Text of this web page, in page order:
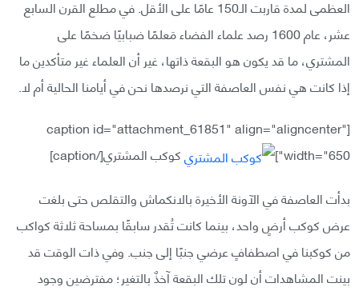
العظمى لمدة قاربت ‏الـ150 عامًا على الأقل.‏ في مطلع القرن السابع
عشر، عام 1600 رصد علماء الفضاء مَعلمًا ضبابيًا ضخمًا على
المشتري، ما قد ‏يكون هو البقعة ذاتها، غير أن العلماء غير متأكدين ما
إذا كانت هي نفس العاصفة التي نرصدها نحن في ‏أيامنا الحالية أم لا.‏
[caption id="attachment_61851" align="aligncenter"
width="650"]
كوكب المشتري[/caption]
بدأت العاصفة في الآونة الأخيرة بالانكماش والتقلص حتى بلغت
عرض كوكب أرضٍ واحد، ‏بينما كانت تُقدر سابقًا بمساحة ثلاثة كواكب
من كوكبنا في اصطفافٍ عرضي جنبًا إلى جنب.‏ وفي ذات الوقت قد
بينت المشاهدات أن لون تلك البقعة آخذٌ بالتغير؛ مفترضين وجود